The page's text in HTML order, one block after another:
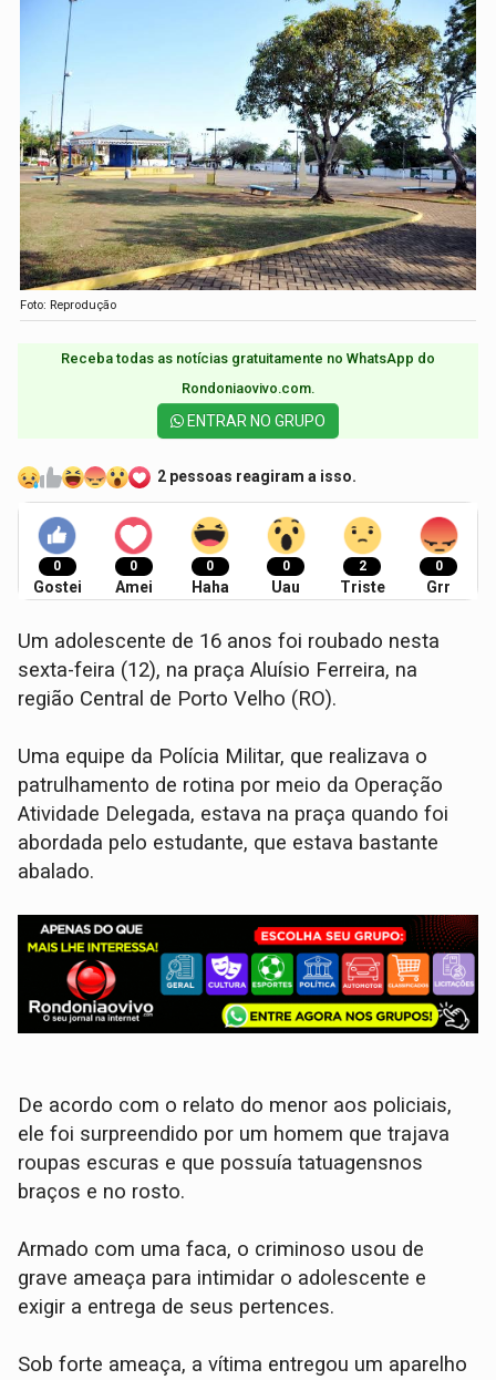
Foto: Reprodução
Receba todas as notícias gratuitamente no WhatsApp do
Rondoniaovivo.com.​
ENTRAR NO GRUPO
2 pessoas reagiram a isso.
0
Gostei
0
Amei
0
Haha
0
Uau
2
Triste
0
Grr
Um adolescente de 16 anos foi roubado nesta
sexta-feira (12), na praça Aluísio Ferreira, na
região Central de Porto Velho (RO).
​Uma equipe da Polícia Militar, que realizava o
patrulhamento de rotina por meio da Operação
Atividade Delegada, estava na praça quando foi
abordada pelo estudante, que estava bastante
abalado.
​De acordo com o relato do menor aos policiais,
ele foi surpreendido por um homem que trajava
roupas escuras e que possuía tatuagensnos
braços e no rosto.
Armado com uma faca, o criminoso usou de
grave ameaça para intimidar o adolescente e
exigir a entrega de seus pertences.
​Sob forte ameaça, a vítima entregou um aparelho